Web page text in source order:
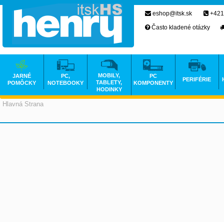
Hlavná Strana
eshop@itsk.sk
Často kladené otázky
JARNÉ
POMÔCKY
PC,
NOTEBOOKY
MOBILY,
TABLETY,
HODINKY
PC
KOMPONENTY
PERIFÉRIE